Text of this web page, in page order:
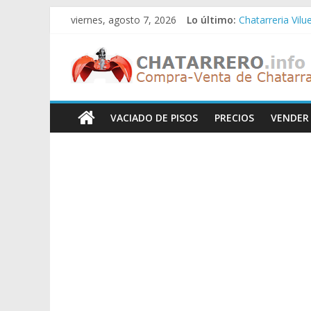
Saltar
contenido
viernes, agosto 7, 2026 Lo último: Chatarreria
Chatarreria
Chatarreria
Chatarreros
–
Precio
VACIADO DE PISOS PRECIOS